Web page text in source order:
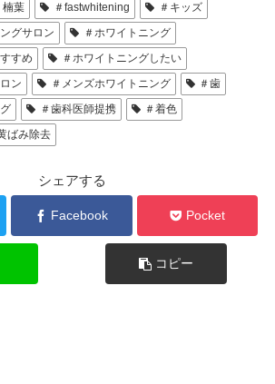
楠葉 ＃fastwhitening
＃キッズ
グサロン
＃ホワイトニング
すめ
＃ホワイトニングしたい
ン
＃メンズホワイトニング
＃歯
＃歯科医師提携
＃着色
ばみ除去
シェアする
Facebook Pocket
コピー